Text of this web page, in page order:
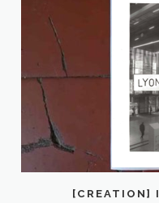
[CREATION]